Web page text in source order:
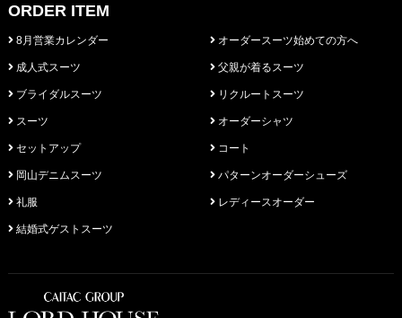
ORDER ITEM
8月営業カレンダー
成人式スーツ
ブライダルスーツ
スーツ
セットアップ
岡山デニムスーツ
礼服
結婚式ゲストスーツ
オーダースーツ始めての方へ
父親が着るスーツ
リクルートスーツ
オーダーシャツ
コート
パターンオーダーシューズ
レディースオーダー